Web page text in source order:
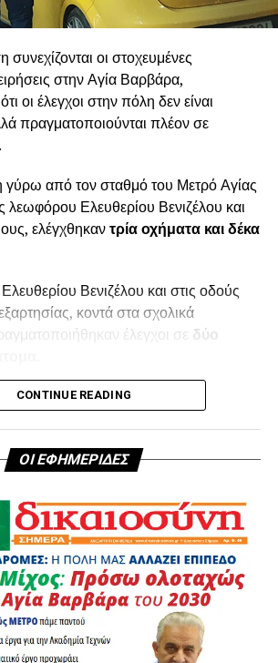
οι στοχευμένες
στην Αγία Βαρβάρα,
οι έλεγχοι στην πόλη δεν είναι
πραγματοποιούνται πλέον σε
γύρω από τον σταθμό του Μετρό Αγίας
λεωφόρου Ελευθερίου Βενιζέλου και
ελέγχθηκαντρία οχήματα και δέκα
Βενιζέλου και στις οδούς
κοντά στα σχολικά
έλεγχοι σε δύο
συγκεκριμένη επιχείρηση ελέγχθηκαν
δεκαέξι άτομασε σημεία αυξημένου
που πραγματοποιήθηκαν στον
από τις27 Ιουλίου έως τις 2
σε αυτό το χρονικό διάστημα
62 παραβάσεις του Κώδικα
.
CONTINUE READING
ΟΙ ΕΦΗΜΕΡΙΔΕΣ